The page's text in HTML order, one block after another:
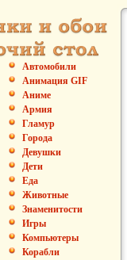
Автомобили
Анимация GIF
Аниме
Армия
Гламур
Города
Девушки
Дети
Еда
Животные
Знаменитости
Игры
Компьютеры
Корабли